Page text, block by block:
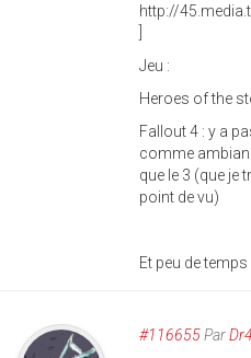
http://
Jeu :
Heroes of the
Fallout 4 : y a
comme
que le 3 (que je
point de vu)
Et peu de
#116655Par